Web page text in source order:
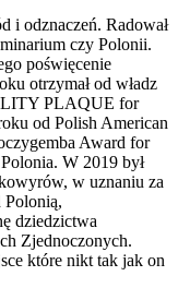
i odznaczeń. Radował
czy Polonii.
poświęcenie
otrzymał od władz
PLAQUE for
od Polish American
Award for
W 2019 był
w uznaniu za
Polonią,
dziedzictwa
Zjednoczonych.
które nikt tak jak on